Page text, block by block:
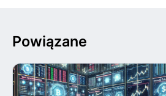
Powiązane